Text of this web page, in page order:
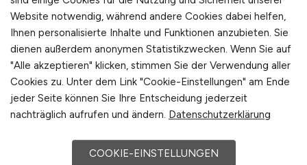
Website notwendig, während andere Cookies dabei helfen,
Ihnen personalisierte Inhalte und Funktionen anzubieten. Sie
dienen außerdem anonymen Statistikzwecken. Wenn Sie auf
"Alle akzeptieren" klicken, stimmen Sie der Verwendung aller
Cookies zu. Unter dem Link "Cookie-Einstellungen" am Ende
jeder Seite können Sie Ihre Entscheidung jederzeit
nachträglich aufrufen und ändern. Datenschutzerklärung
COOKIE-EINSTELLUNGEN